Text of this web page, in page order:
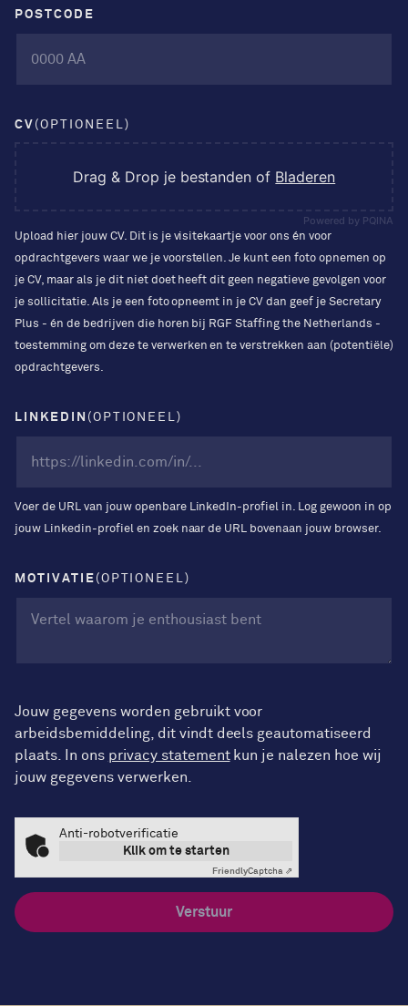
POSTCODE
CV (OPTIONEEL)
Powered by PQINA
Drag & Drop je bestanden of Bladeren
Upload hier jouw CV. Dit is je visitekaartje voor ons én voor
opdrachtgevers waar we je voorstellen. Je kunt een foto opnemen op
je CV, maar als je dit niet doet heeft dit geen negatieve gevolgen voor
je sollicitatie. Als je een foto opneemt in je CV dan geef je Secretary
Plus - én de bedrijven die horen bij RGF Staffing the Netherlands -
toestemming om deze te verwerken en te verstrekken aan (potentiële)
opdrachtgevers.
LINKEDIN (OPTIONEEL)
Voer de URL van jouw openbare LinkedIn-profiel in. Log gewoon in op
jouw Linkedin-profiel en zoek naar de URL bovenaan jouw browser.
MOTIVATIE (OPTIONEEL)
Jouw gegevens worden gebruikt voor
arbeidsbemiddeling, dit vindt deels geautomatiseerd
plaats. In ons privacy statementkun je nalezen hoe wij
jouw gegevens verwerken.
Anti-robotverificatie
Klik om te starten
FriendlyCaptcha ⇗
Verstuur